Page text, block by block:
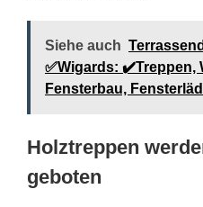
Siehe auch
✅Wigards: ✔️Treppen,
Fensterbau,
Holztreppen
geboten